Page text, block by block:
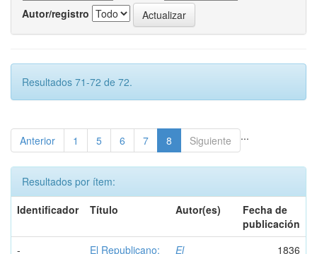
Autor/registro
Resultados 71-72 de 72.
Anterior 1 ...
5 6 7 8 Siguiente
Resultados por ítem:
Identificador
Título Autor(es)
Fecha de
publicación
-
El Republicano:
El
1836